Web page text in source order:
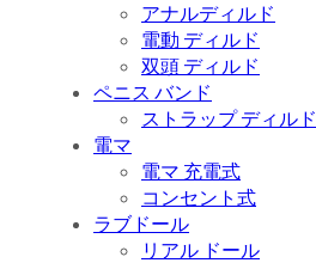
アナルディルド
電動 ディルド
双頭 ディルド
ペニス バンド
ストラップ ディルド
電マ
電マ 充電式
コンセント式
ラブドール
リアル ドール